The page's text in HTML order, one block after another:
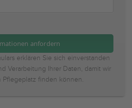
erklären Sie sich einverstanden
Verarbeitung Ihrer Daten, damit wir
Pflegeplatz finden können.